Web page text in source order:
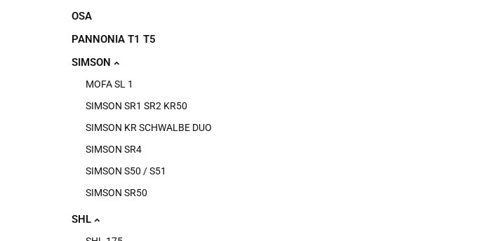
OSA
PANNONIA T1 T5
SIMSON
MOFA SL 1
SIMSON SR1 SR2 KR50
SIMSON KR SCHWALBE DUO
SIMSON SR4
SIMSON S50 / S51
SIMSON SR50
SHL